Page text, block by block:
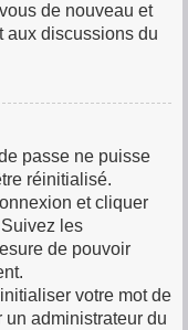
de nouveau et
aux discussions du
passe ne puisse
réinitialisé.
et cliquer
les
de pouvoir
votre mot de
administrateur du